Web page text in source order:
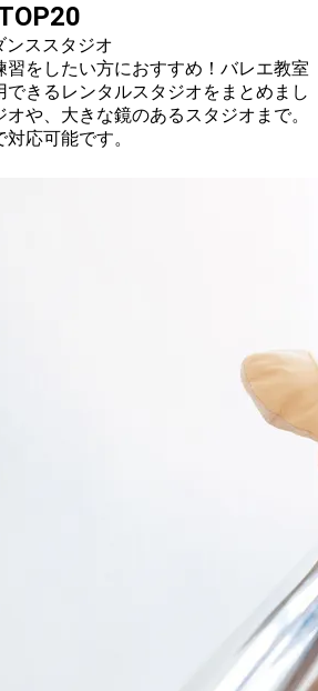
ンススタジオ
習をしたい方におすすめ！バレエ教室
きるレンタルスタジオをまとめまし
や、大きな鏡のあるスタジオまで。
応可能です。